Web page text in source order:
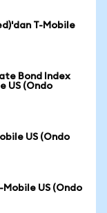
T-Mobile
Bond Index
US (Ondo
US (Ondo
US (Ondo